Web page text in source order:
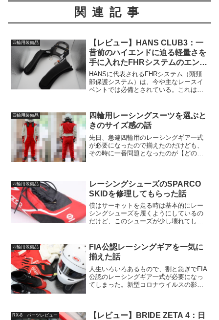
関連記事
四輪用装備品
【レビュー】HANS CLUB3：一
昔前のハイエンドに迫る軽量さを
手に入れたFHRシステムのエント
リーモデル
HANSに代表されるFHRシステム（頭頚
部保護システム）は、今や主なレースイ
ベントでは必備とされている。これはい
撃を大幅に低減してくれる品物。FHRシ
ステム×対応ヘルメ...
四輪用装備品
四輪用レーシングスーツを選ぶと
きのサイズ感の話
先日、急遽四輪用のレーシングギア一式
が必要になったので揃えたのだけども、
その時に一番問題となったのが【どのサ
思うのだけど（各社ミドル...
四輪用装備品
レーシングシューズのSPARCO
SKIDを修理してもらった話
僕はサーキットを走る時は基本的にレー
シングシューズを履くようにしているの
だけど、このシューズが少し壊れてしま
る時以外は履かないようにしてあるの
で、こんな簡単に壊れてしま...
四輪用装備品
FIA公認レーシングギアを一気に
揃えた話
人生いろいろあるもので、割と急ぎでFIA
公認のレーシングギア一式が必要になっ
てしまった。新型コロナウイルスの影響
定額給付金（+預金）...
RX-8 パーツレビュー
【レビュー】BRIDE ZETA 4：日